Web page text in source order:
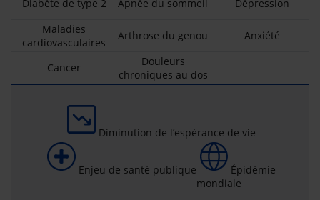
Diabète de type 2 Apnée du sommeil
Dépression
Maladies
cardiovasculaires
Arthrose du genou Anxiété
Cancer
Douleurs
chroniques au dos
Diminution de l’espérance de vie
Enjeu de santé publique
Épidémie
mondiale